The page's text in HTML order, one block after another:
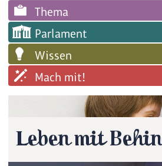
Thema
Parlament
Wissen
Mach mit!
Leben mit